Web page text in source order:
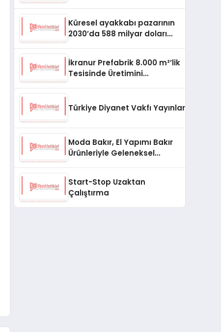
Küresel ayakkabı pazarının
2030’da 588 milyar doları
İkranur Prefabrik 8.000 m²’lik
Tesisinde Üretimini
Türkiye Diyanet Vakfı Yayınları, Yeni
Moda Bakır, El Yapımı Bakır
Ürünleriyle Geleneksel
Start-Stop Uzaktan
Çalıştırma